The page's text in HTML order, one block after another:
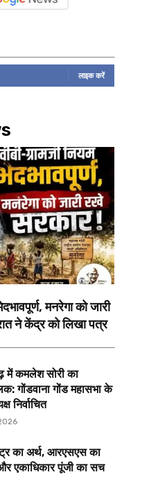
लाइक करें
मनरेगा को जारी
ने केंद्र को लिखा पत्र
में कमलेश सोरी का
गोंडवाना गोंड महासभा के
निर्वाचित
का अर्थ, आरएसएस का
एकाधिकार पूंजी का सच